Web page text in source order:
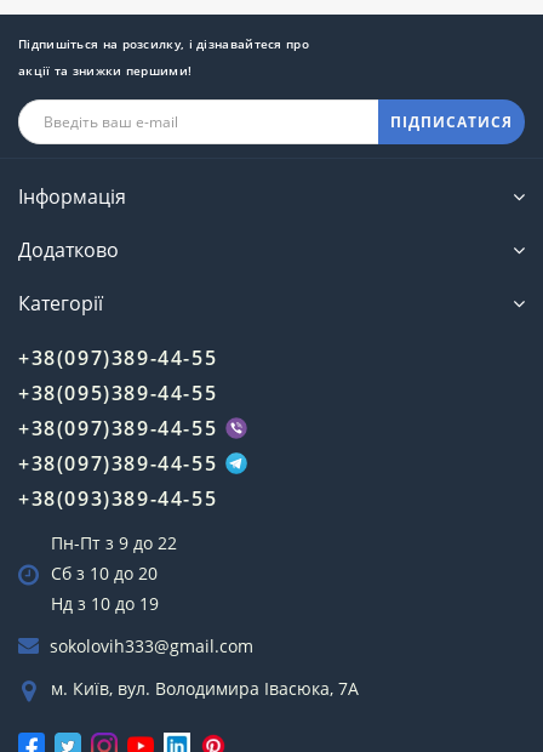
Підпишіться на розсилку, і дізнавайтеся про
акції та знижки першими!
ПІДПИСАТИСЯ
Інформація
Додатково
Категорії
+38(097)389-44-55
+38(095)389-44-55
+38(097)389-44-55
+38(097)389-44-55
+38(093)389-44-55
Пн-Пт з 9 до 22
Сб з 10 до 20
Нд з 10 до 19
sokolovih333@gmail.com
м. Київ, вул. Володимира Івасюка, 7А